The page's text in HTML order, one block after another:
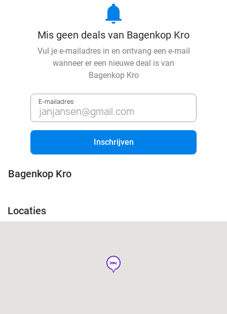
notifications
Mis geen deals van Bagenkop Kro
Vul je e-mailadres in en ontvang een e-mail
wanneer er een nieuwe deal is van
Bagenkop Kro
E-mailadres
Inschrijven
Bagenkop Kro
Locaties
hotel